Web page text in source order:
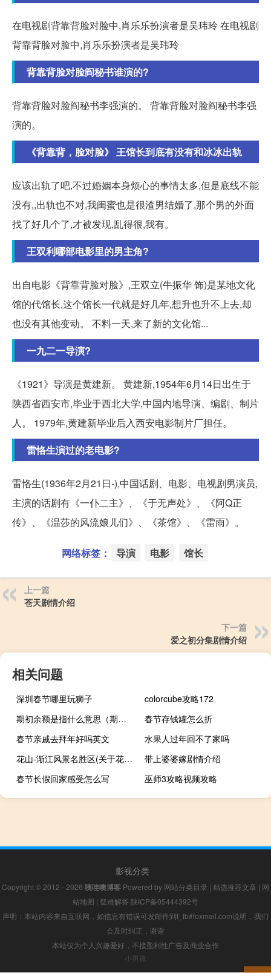
在电视剧背靠背脸对脸中,肖乐乐扮演者是吴玮玲 在电视剧
背靠背脸对脸中,肖乐乐扮演者是吴玮玲
背靠背脸对脸阎秘书谁演的?
背靠背脸对脸阎秘书李强演的。 背靠背脸对脸阎秘书李强
演的。
《背靠背，脸对脸》 王馆长到底有没有和冰冰出轨
应该出轨了吧,不过婚姻本身烦心的事情太多,但是底线不能
没有,,出轨也不对,我闺蜜也是很渣男结婚了,那个男的外面
找了好几个了,才被发现,乱得很,我有。
王双利哪部电影里的男主角?
出自电影《背靠背脸对脸》,王双立(牛振华 饰)是某地文化
馆的代馆长,这个馆长一代就是好几年,想升也升不上去,却
也没有其他变动。 不料一天,来了新的文化馆...
一九二一导演?
《1921》导演是黄建新。 黄建新,1954年6月14日出生于
陕西省西安市,毕业于西北大学,中国内地导演、编剧、制片
人。 1979年,黄建新毕业后入西安电影制片厂担任。
雷恪生演过的老电影?
雷恪生(1936年2月21日-),中国话剧、电影、电视剧男演员,
主演的话剧有《一仆二主》、《于无声处》、《阿Q正
传》、《温莎的风流娘儿们》、《茶馆》、《雷雨》。
网络标签： 导演 电影 馆长
上一篇
苍天剧情介绍
下一篇
爱之初分集剧情介绍
相关问题
深圳春节哪里玩狮子
colorcube攻略172
期初余额是指什么意思（期初余额）
春节存钱罐怎么折
春节亲戚去拜年好吗英文
水果人过年回不了家吗
花山-渐江风景名胜区(关于花山-渐江风景名胜区简述)
带上婆婆嫁剧情介绍
春节长假回家感受怎么写
巫师3攻略视频攻略
影视分类
Copyright © 2012 - 2026 咦哇噢博客 Powered by 网站分类目录 | 精选推荐文章 | 网
站地图 | 疑难解答 陕ICP备05444392号
声明：本站内容来自互联网，如信息有错误可发邮件到f_fb#foxmail.com说明，我们
会及时纠正，谢谢
本站仅为个人兴趣爱好，不接盈利性广告及商业合作
小男孩